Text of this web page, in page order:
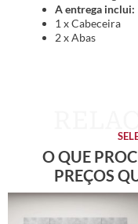
A entrega inclui:
1 x Cabeceira
2 x Abas
O QUE
PREÇOS